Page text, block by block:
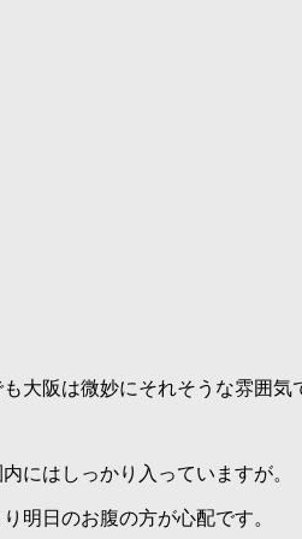
大阪は微妙にそれそうな雰囲気
にはしっかり入っていますが。
明日のお腹の方が心配です。